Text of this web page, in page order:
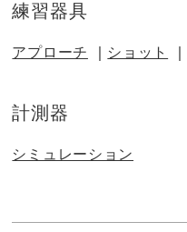
練習器具
アプローチ ショット
計測器
シミュレーション